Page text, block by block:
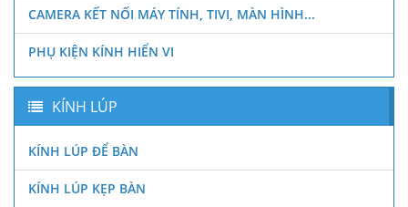
CAMERA KẾT NỐI MÁY TÍNH, TIVI, MÀN HÌNH...
PHỤ KIỆN KÍNH HIỂN VI
KÍNH LÚP
KÍNH LÚP ĐỂ BÀN
KÍNH LÚP KẸP BÀN